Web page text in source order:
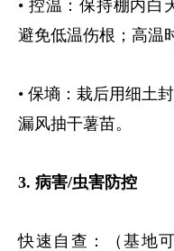
• 控温：保持棚内白
避免低温伤根；高温
• 保墒：栽后用细土
漏风抽干薯苗。
3. 病害/虫害防控
快速自查：（基地